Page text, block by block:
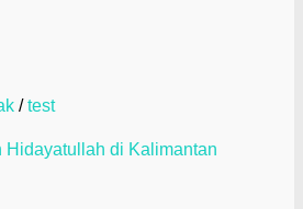
/test
Hidayatullah di Kalimantan